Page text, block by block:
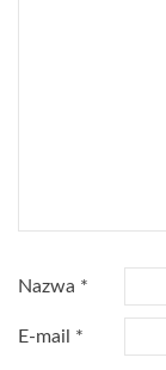
Nazwa *
E-mail *